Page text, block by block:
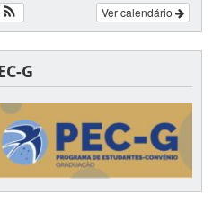
Ver calendário
G